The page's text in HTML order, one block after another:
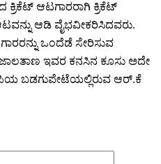
ಕ್ರಿಕೆಟ್ ಆಟಗಾರರಾಗಿ ಕ್ರಿಕೆಟ್
ಆಡಿ ವೈಭವೀಕರಿಸಿದವರು.
ಒಂದೆಡೆ ಸೇರಿಸುವ
ಇವರ ಕನಸಿನ ಕೂಸು ಅದೇ
ಬಡಗುಪೇಟೆಯಲ್ಲಿರುವ ಆರ್.ಕೆ